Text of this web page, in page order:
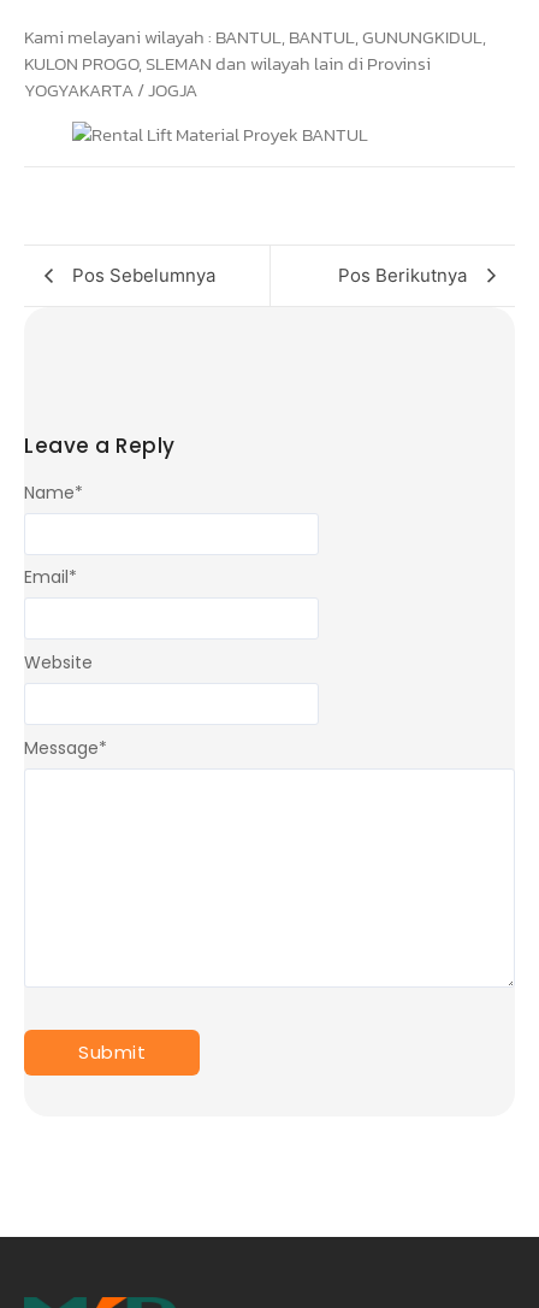
Kami melayani wilayah : BANTUL, BANTUL, GUNUNGKIDUL,
KULON PROGO, SLEMAN dan wilayah lain di Provinsi
YOGYAKARTA / JOGJA
Pos Sebelumnya Pos Berikutnya
Leave a Reply
Message*
Name*
Email*
Website